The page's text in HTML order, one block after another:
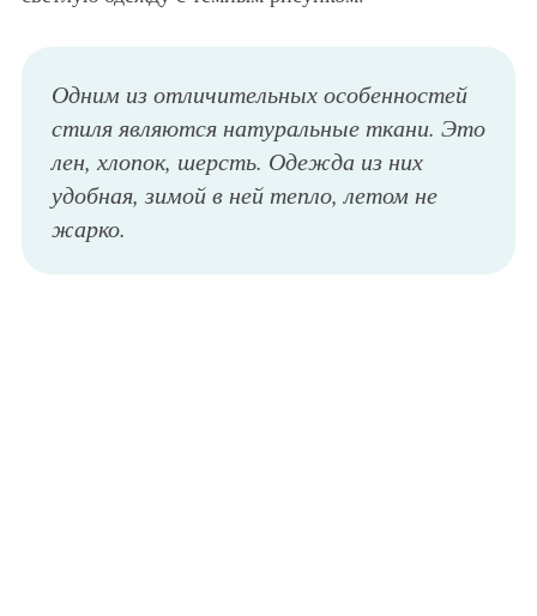
Одним из отличительных особенностей
стиля являются натуральные ткани. Это
лен, хлопок, шерсть. Одежда из них
удобная, зимой в ней тепло, летом не
жарко.